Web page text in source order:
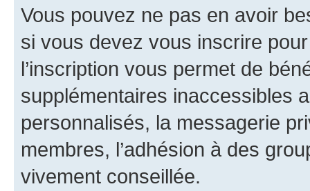
Vous pouvez ne pas en avoir
si vous devez vous inscrire
l’inscription vous permet de
supplémentaires inaccessibles
personnalisés, la messagerie
membres, l’adhésion à des
vivement conseillée.